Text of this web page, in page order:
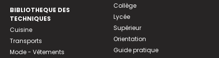
BIBLIOTHEQUE DES
TECHNIQUES
Cuisine
Transports
Mode - Vêtements
Collège
Lycée
Supérieur
Orientation
Guide pratique